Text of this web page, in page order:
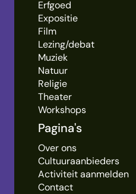
Erfgoed
Expositie
Film
Lezing/debat
Muziek
Natuur
Religie
Theater
Workshops
Pagina's
Over ons
Cultuuraanbieders
Activiteit aanmelden
Contact